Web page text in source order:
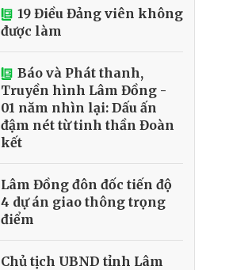
19 Điều Đảng viên không
được làm
Báo và Phát thanh,
Truyền hình Lâm Đồng -
01 năm nhìn lại: Dấu ấn
đậm nét từ tinh thần Đoàn
kết
Lâm Đồng đôn đốc tiến độ
4 dự án giao thông trọng
điểm
Chủ tịch UBND tỉnh Lâm